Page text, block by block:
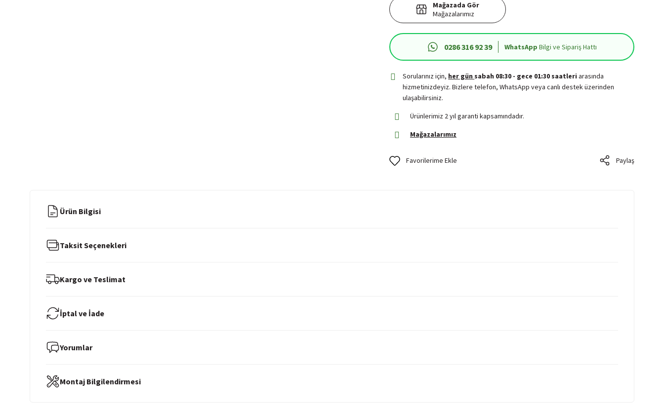
Mağazada Gör
Mağazalarımız
0286 316 92 39 WhatsApp Bilgi ve Sipariş Hattı
Sorularınız için, her gün sabah 08:30 - gece 01:30 saatleriarasında
hizmetinizdeyiz. Bizlere telefon, WhatsApp veya canlı destek üzerinden
ulaşabilirsiniz.
Ürünlerimiz 2 yıl garanti kapsamındadır.
Mağazalarımız
Paylaş
Ürün Bilgisi
Taksit Seçenekleri
Kargo ve Teslimat
İptal ve İade
Yorumlar
Montaj Bilgilendirmesi